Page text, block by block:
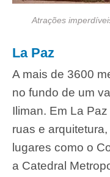
Atrações
La Paz
A mais de 3600
no fundo de um
Iliman. Em La
ruas e
lugares como o
a Catedral